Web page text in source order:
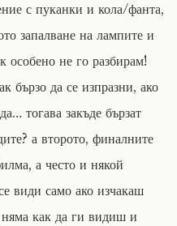
с пуканки и кола/фанта,
запалване на лампите и
не го разбирам!
бързо да се изпразни, ако
тогава закъде бързат
а второто, финалните
а често и някой
види само ако изчакаш
как да ги видиш и